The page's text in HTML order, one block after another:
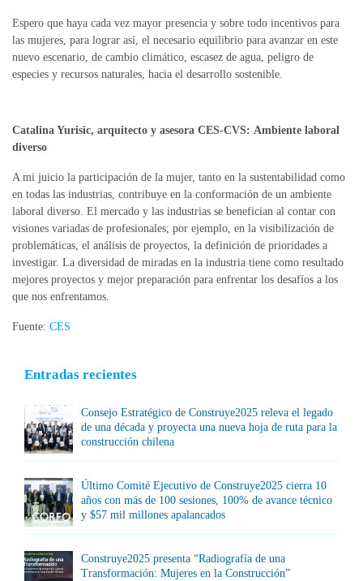
Espero que haya cada vez mayor presencia y sobre todo incentivos para
las mujeres, para lograr así, el necesario equilibrio para avanzar en este
nuevo escenario, de cambio climático, escasez de agua, peligro de
especies y recursos naturales, hacia el desarrollo sostenible.
Catalina Yurisic, arquitecto y asesora CES-CVS: Ambiente laboral
diverso
A mi juicio la participación de la mujer, tanto en la sustentabilidad como
en todas las industrias, contribuye en la conformación de un ambiente
laboral diverso. El mercado y las industrias se benefician al contar con
visiones variadas de profesionales; por ejemplo, en la visibilización de
problemáticas, el análisis de proyectos, la definición de prioridades a
investigar. La diversidad de miradas en la industria tiene como resultado
mejores proyectos y mejor preparación para enfrentar los desafíos a los
que nos enfrentamos.
Fuente: CES
Entradas recientes
Consejo Estratégico de Construye2025 releva el legado
de una década y proyecta una nueva hoja de ruta para la
construcción chilena
Último Comité Ejecutivo de Construye2025 cierra 10
años con más de 100 sesiones, 100% de avance técnico
y $57 mil millones apalancados
Construye2025 presenta “Radiografía de una
Transformación: Mujeres en la Construcción”